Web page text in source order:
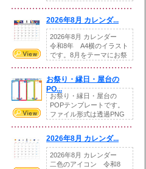
2026年8月 カレンダ...
2026年8月 カレンダー
令和8年 A4横のイラスト
です。8月をテーマにお祭
お祭り・縁日・屋台の
PO...
お祭り・縁日・屋台の
POPテンプレートです。
ファイル形式は透過PNG
2026年8月 カレンダ...
2026年8月 カレンダー
二色のアイコン 令和8